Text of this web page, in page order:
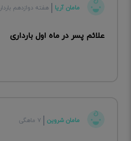
مامان آریا هفته دوازدهم
علائم پسر در ماه اول بارداری
مامان شروین ۷ ماهگی